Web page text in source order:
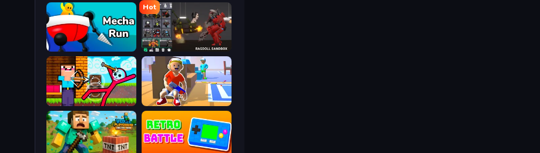
Hot
Last Play: Ragdoll Sandbox
Mecha Run
Blaster Pranks
Noob Archer vs Stickman Zombie